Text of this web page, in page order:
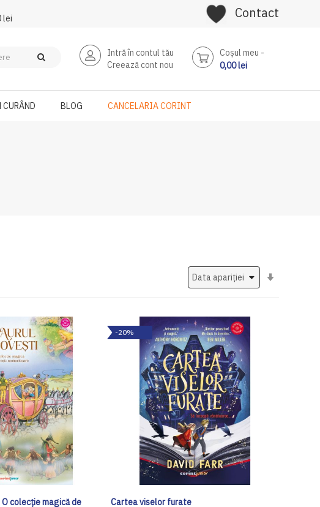
lei
Contact
Intră în contul tău
Creează cont nou
Coşul meu
0,00 lei
CURÂND BLOG CANCELARIA CORINT
colecție magică de
-20%
Cartea viselor furate